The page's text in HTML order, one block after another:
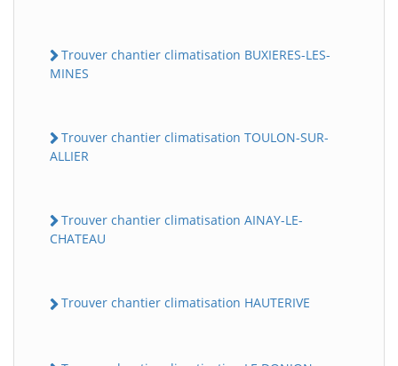
Trouver chantier climatisation BUXIERES-LES-
MINES
Trouver chantier climatisation TOULON-SUR-
ALLIER
Trouver chantier climatisation AINAY-LE-
CHATEAU
Trouver chantier climatisation HAUTERIVE